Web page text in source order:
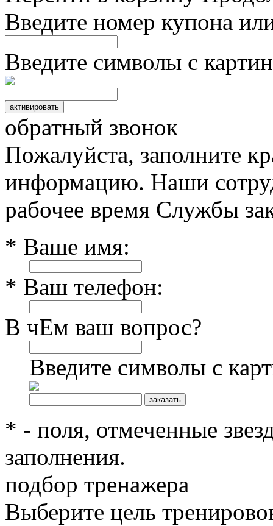
Введите номер купона
Введите символы с
обратный звонок
Пожалуйста, заполните
информацию. Наши
рабочее время Службы
* Ваше имя:
* Ваш телефон:
В чЕм ваш вопрос?
Введите символы с
* - поля, отмеченные
заполнения.
подбор тренажера
Выберите цель